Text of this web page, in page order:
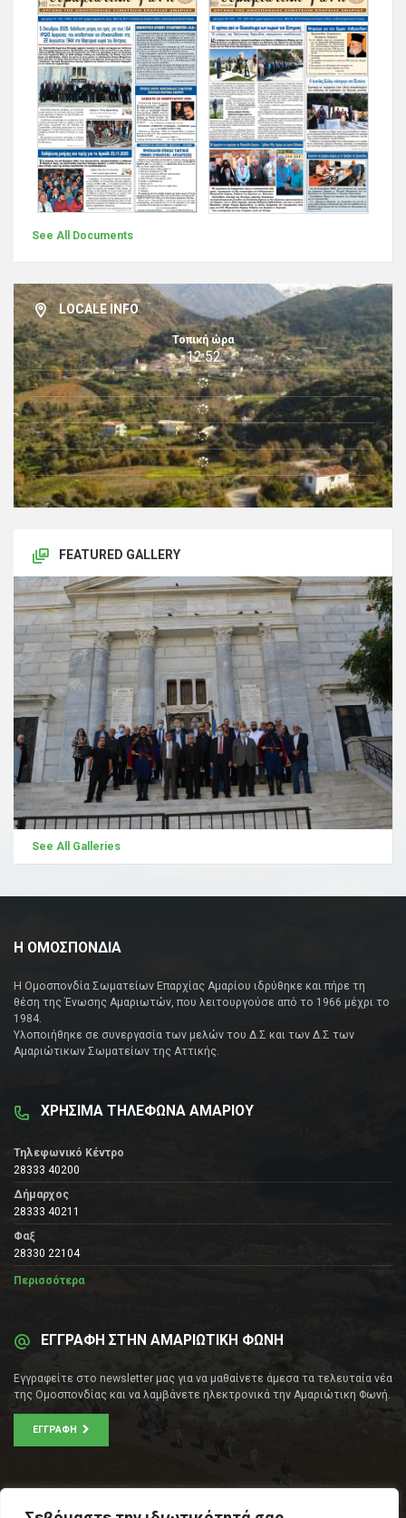
See All Documents
LOCALE INFO
Τοπική ώρα
12:52
FEATURED GALLERY
See All Galleries
Η ΟΜΟΣΠΟΝΔΙΑ
Η Ομοσπονδία Σωματείων Επαρχίας Αμαρίου ιδρύθηκε και πήρε τη
θέση της Ένωσης Αμαριωτών, που λειτουργούσε από το 1966 μέχρι το
1984.
Υλοποιήθηκε σε συνεργασία των μελών του Δ.Σ και των Δ.Σ των
Αμαριώτικων Σωματείων της Αττικής.
ΧΡΗΣΙΜΑ ΤΗΛΕΦΩΝΑ ΑΜΑΡΙΟΥ
Τηλεφωνικό Κέντρο
28333 40200
Δήμαρχος
28333 40211
Φαξ
28330 22104
Περισσότερα
ΕΓΓΡΑΦΗ ΣΤΗΝ ΑΜΑΡΙΩΤΙΚΗ ΦΩΝΗ
Εγγραφείτε στο newsletter μας για να μαθαίνετε άμεσα τα τελευταία νέα
της Ομοσπονδίας και να λαμβάνετε ηλεκτρονικά την Αμαριώτικη Φωνή.
ΕΓΓΡΑΦΉ